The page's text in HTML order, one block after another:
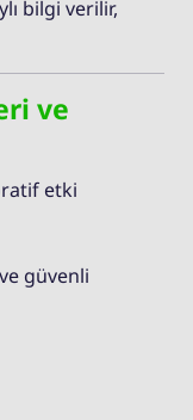
bilgi verilir,
ve
etki
güvenli